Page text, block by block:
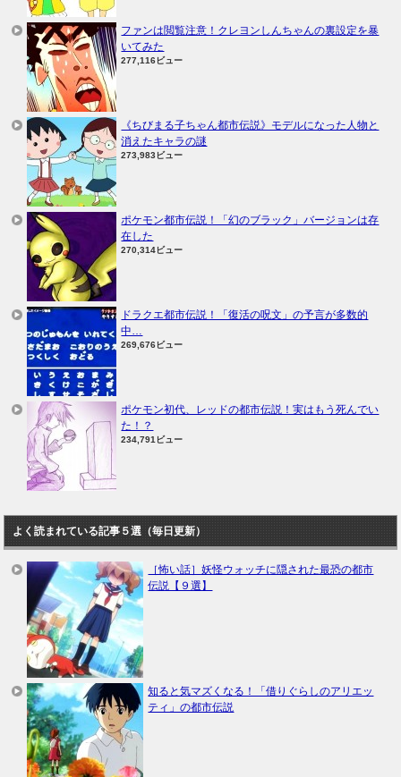
ファンは閲覧注意！クレヨンしんちゃんの裏設定を暴
いてみた
277,116ビュー
《ちびまる子ちゃん都市伝説》モデルになった人物と
消えたキャラの謎
273,983ビュー
ポケモン都市伝説！「幻のブラック」バージョンは存
在した
270,314ビュー
ドラクエ都市伝説！「復活の呪文」の予言が多数的
中…
269,676ビュー
ポケモン初代、レッドの都市伝説！実はもう死んでい
た！？
234,791ビュー
よく読まれている記事５選（毎日更新）
［怖い話］妖怪ウォッチに隠された最恐の都市
伝説【９選】
知ると気マズくなる！「借りぐらしのアリエッ
ティ」の都市伝説